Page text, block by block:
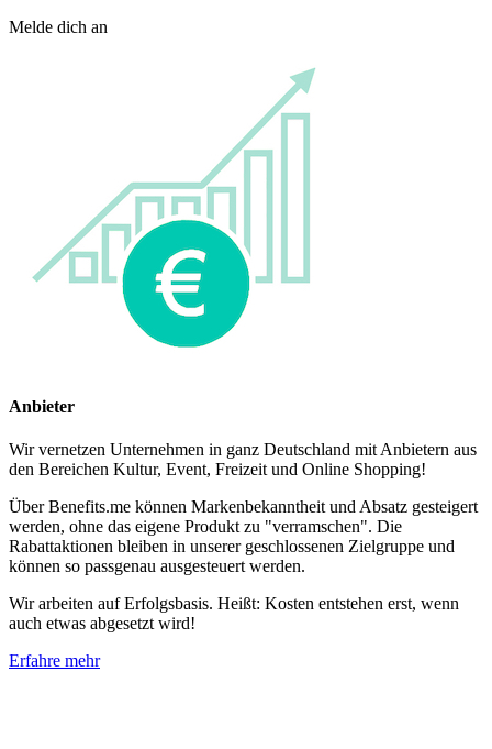
Melde dich an
Anbieter
Wir vernetzen Unternehmen in ganz Deutschland mit Anbietern aus
den Bereichen Kultur, Event, Freizeit und Online Shopping!
Über Benefits.me können Markenbekanntheit und Absatz gesteigert
werden, ohne das eigene Produkt zu "verramschen". Die
Rabattaktionen bleiben in unserer geschlossenen Zielgruppe und
können so passgenau ausgesteuert werden.
Wir arbeiten auf Erfolgsbasis. Heißt: Kosten entstehen erst, wenn
auch etwas abgesetzt wird!
Erfahre mehr